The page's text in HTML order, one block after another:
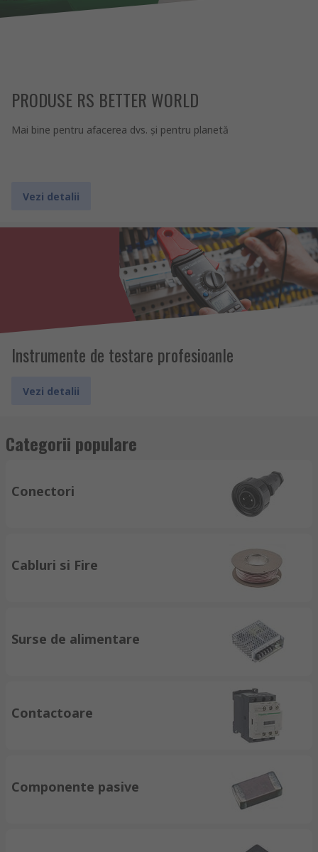
PRODUSE RS BETTER WORLD
Mai bine pentru afacerea dvs. şi pentru planetă
Vezi detalii
Instrumente de testare profesioanle
Vezi detalii
Categorii populare
Conectori
Cabluri si Fire
Surse de alimentare
Contactoare
Componente pasive